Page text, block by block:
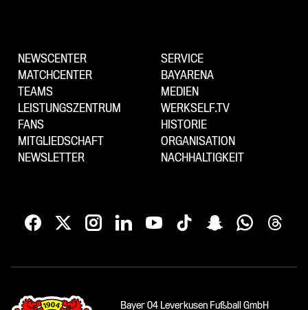
NEWSCENTER
MATCHCENTER
TEAMS
LEISTUNGSZENTRUM
FANS
MITGLIEDSCHAFT
NEWSLETTER
SERVICE
BAYARENA
MEDIEN
WERKSELF.TV
HISTORIE
ORGANISATION
NACHHALTIGKEIT
Bayer 04 Leverkusen Fußball GmbH